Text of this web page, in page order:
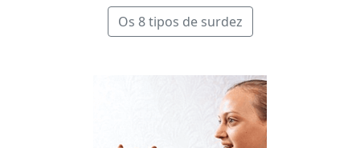
Os 8 tipos de surdez